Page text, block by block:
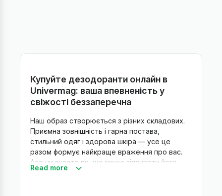
Купуйте дезодоранти онлайн в
Univermag: ваша впевненість у
свіжості беззаперечна
Наш образ створюється з різних складових.
Приємна зовнішність і гарна постава,
стильний одяг і здорова шкіра — усе це
разом формує найкраще враження про вас.
Але чи знаєте ви, що може зіпсувати його
миттєво? Це неприємний запах через низьку
Read more